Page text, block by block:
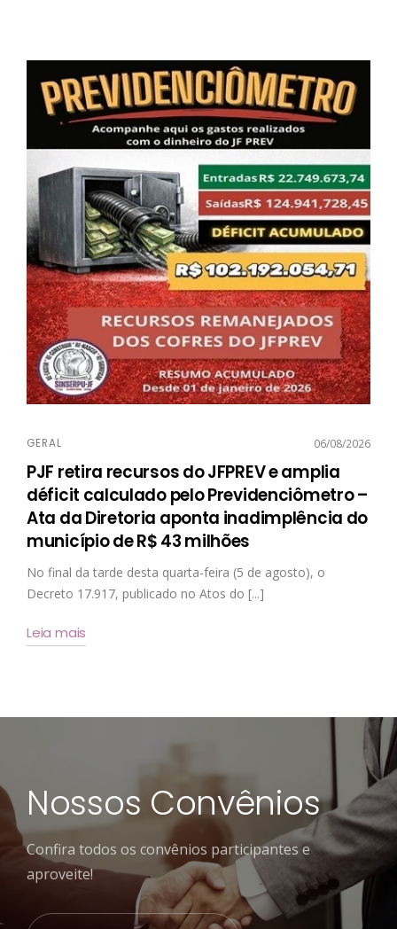
GERAL 06/08/2026
PJF retira recursos do JFPREV e amplia
déficit calculado pelo Previdenciômetro –
Ata da Diretoria aponta inadimplência do
município de R$ 43 milhões
No final da tarde desta quarta-feira (5 de agosto), o
Decreto 17.917, publicado no Atos do [...]
Leia mais
Nossos Convênios
Confira todos os convênios participantes e
aproveite!